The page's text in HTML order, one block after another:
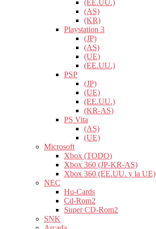
(EE.UU.)
(AS)
(KR)
Playstation 3
(JP)
(AS)
(UE)
(EE.UU.)
PSP
(JP)
(UE)
(EE.UU.)
(KR-AS)
PS Vita
(AS)
(UE)
Microsoft
Xbox (TODO)
Xbox 360 (JP-KR-AS)
Xbox 360 (EE.UU. y la UE)
NEC
Hu-Cards
Cd-Rom2
Super CD-Rom2
SNK